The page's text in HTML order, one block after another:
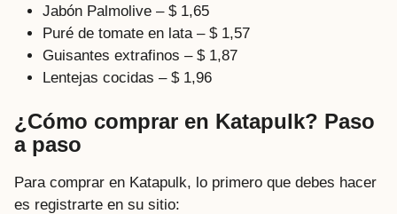
Jabón Palmolive – $ 1,65
Puré de tomate en lata – $ 1,57
Guisantes extrafinos – $ 1,87
Lentejas cocidas – $ 1,96
¿Cómo comprar en Katapulk? Paso
a paso
Para comprar en Katapulk, lo primero que debes hacer
es registrarte en su sitio: